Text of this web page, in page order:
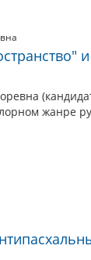
жанре